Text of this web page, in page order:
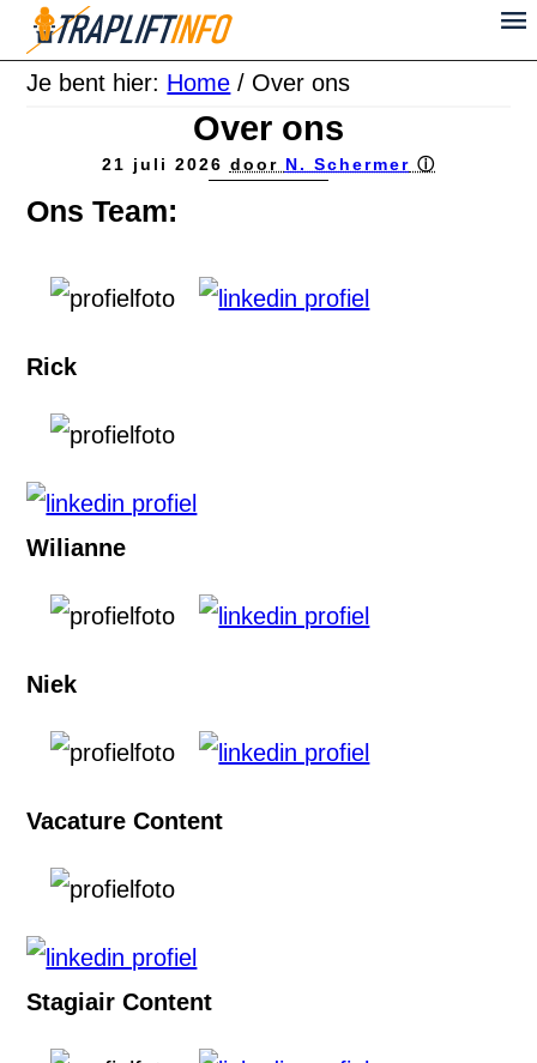
Je bent hier: Home / Over ons
Over ons
21 juli 2026 door N. Schermer ⓘ
Ons Team:
Rick
Wilianne
Niek
Vacature Content
Stagiair Content